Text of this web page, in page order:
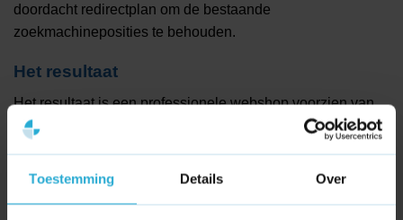
Toestemming Details Over
doordacht redirectplan om de bestaande
zoekmachineposities te behouden.
Het resultaat
Het resultaat is een professionele webshop voorzien van
alle koppelingen met partijen zoals Mollie, Channable,
van de product pagina’s verliep succesvol. Door middel